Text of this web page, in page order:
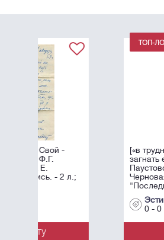
[«в трудную минуту
загнать ее за десятку…»]
Паустовский, К.Г.
Черновая рукопись
"Последний черт" с ...
перейти к